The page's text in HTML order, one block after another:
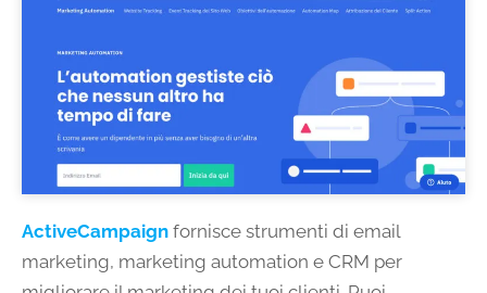
ActiveCampaign fornisce strumenti di email
marketing, marketing automation e CRM per